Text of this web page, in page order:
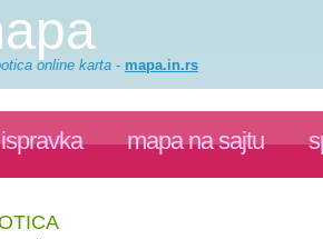
online karta - mapa.in.rs
ispravka mapa na sajtu